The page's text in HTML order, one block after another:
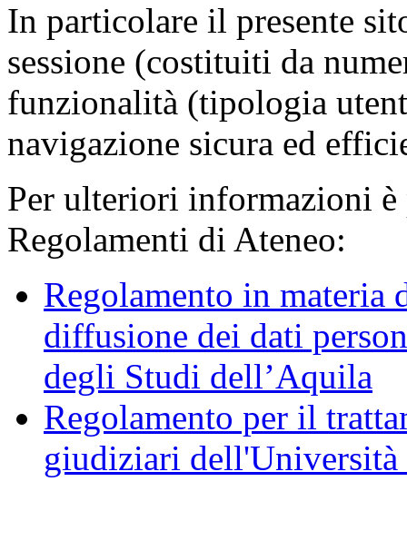
In particolare il presente
sessione (costituiti da
funzionalità (tipologia
navigazione sicura ed
Per ulteriori informazioni è
Regolamenti di Ateneo:
Regolamento in materia
diffusione dei dati
degli Studi dell’Aquila
Regolamento per il
giudiziari